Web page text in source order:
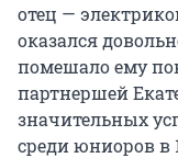
отец —
оказался
помешало ему
партнершей
значительных
среди юниоров в